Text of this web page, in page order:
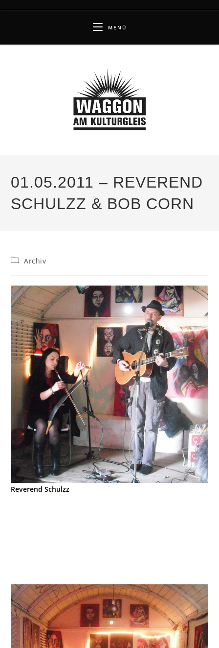
MENÜ
01.05.2011 – REVEREND
SCHULZZ & BOB CORN
Beitrags-
Archiv
Reverend Schulzz